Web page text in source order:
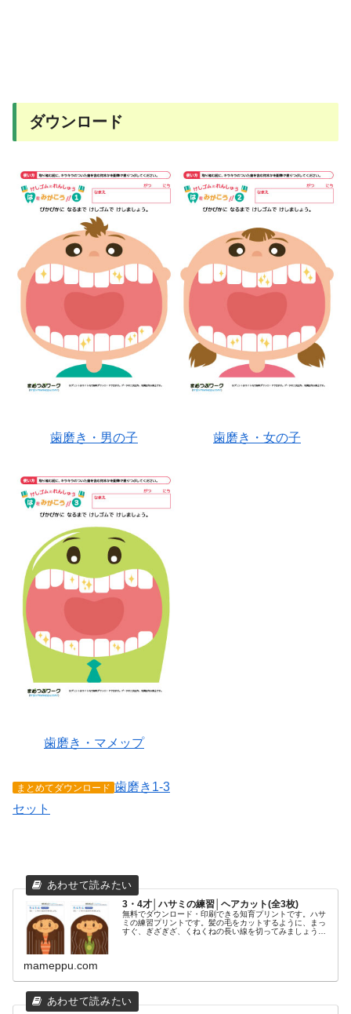
ダウンロード
歯磨き・男の子
歯磨き・マメップ
まとめてダウンロード 歯磨き1-3
セット
歯磨き・女の子
3・4才│ハサミの練習│ヘアカット(全3枚)
無料でダウンロード・印刷できる知育プリントです。ハサ
ミの練習プリントです。髪の毛をカットするように、まっ
すぐ、ぎざぎざ、くねくねの長い線を切ってみましょう。
mameppu.com